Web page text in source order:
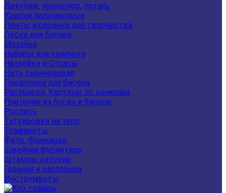
Декупаж, кракелюр, поталь
Краски пальчиковые
Ленты и резинка для творчества
Леска для бисера
Мозайка
Наборы для квилинга
Наклейки и Стразы
Нить силиконовая
Проволока для бисера
Раскраски, Картины по номерам
Плетение из бусин и бисера
Роспись
Татуировки на тело
Трафареты
Фетр, Фоамиран
Швейная фурнитура
Штампы детские
Гадания и эзотерика
Инструменты